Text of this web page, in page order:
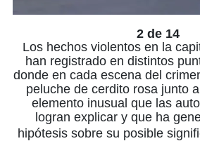
2 de 14
Los hechos violentos en la
han registrado en distintos
donde en cada escena del
peluche de cerdito rosa junto
elemento inusual que las
logran explicar y que ha
hipótesis sobre su posible